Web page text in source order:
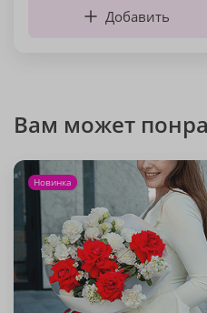
Добавить
Вам может
Новинка